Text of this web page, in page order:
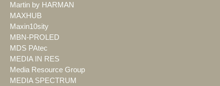
Martin by HARMAN
MAXHUB
Maxin10sity
MBN-PROLED
MDS PAtec
MEDIA IN RES
Media Resource Group
MEDIA SPECTRUM